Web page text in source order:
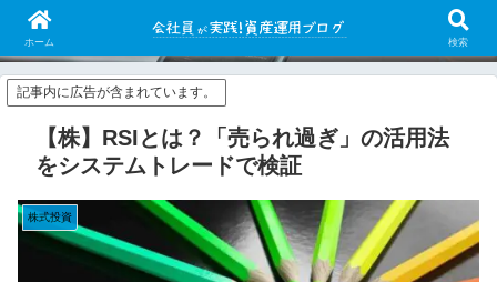
会社員がイザナミを使って日本株システムトレードを行っています。シストレ
の有用性/可能性を皆に知って欲しい。
記事内に広告が含まれています。
【株】RSIとは？「売られ過ぎ」の活用法
をシステムトレードで検証
株式投資
ホーム 検索